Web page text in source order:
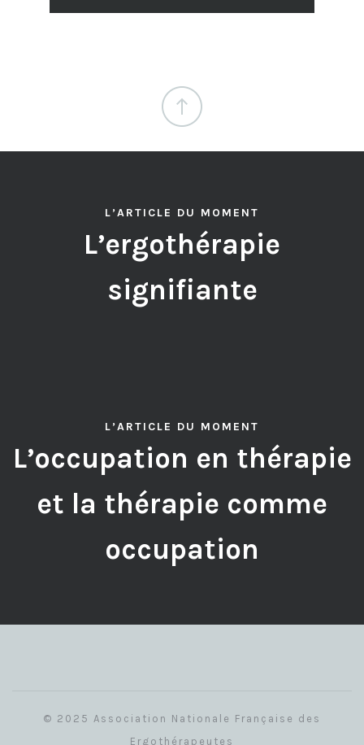
L’ARTICLE DU MOMENT
L’ergothérapie
signifiante
L’ARTICLE DU MOMENT
L’occupation en thérapie
et la thérapie comme
occupation
© 2025 Association Nationale Française des
Ergothérapeutes